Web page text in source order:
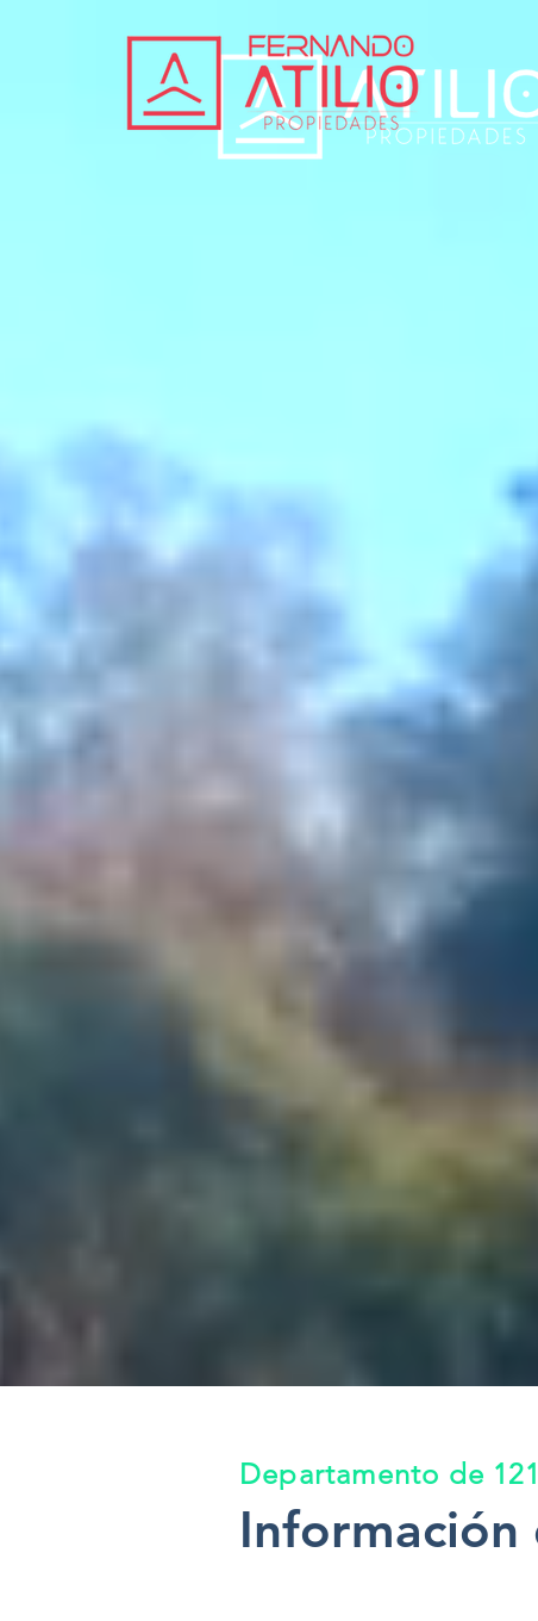
Departamento de
Información